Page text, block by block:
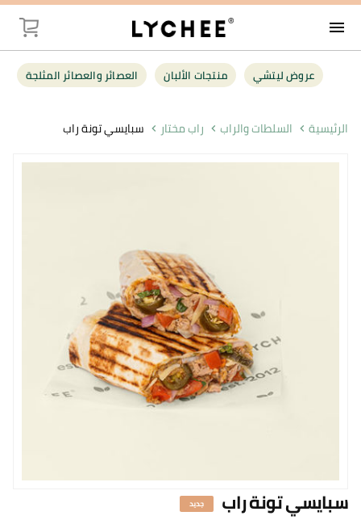
menu
عروض ليتشي منتجات الألبان العصائر والعصائر المثلجة
الرئيسية السلطات والراب راب مختار سبايسي تونة راب
سبايسي تونة راب جديد